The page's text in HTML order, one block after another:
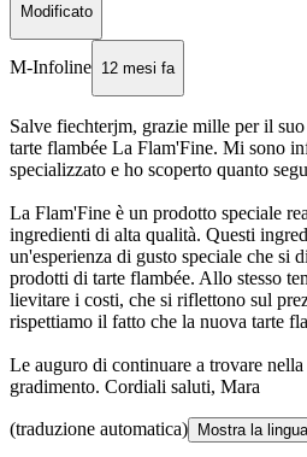
Modificato
M-Infoline 12 mesi fa
Salve fiechterjm, grazie mille per il
tarte flambée La Flam'Fine. Mi sono
specializzato e ho scoperto quanto
La Flam'Fine è un prodotto speciale
ingredienti di alta qualità. Questi
un'esperienza di gusto speciale che si
prodotti di tarte flambée. Allo stesso
lievitare i costi, che si riflettono sul
rispettiamo il fatto che la nuova tarte
Le auguro di continuare a trovare
gradimento. Cordiali saluti, Mara
(traduzione automatica) Mostra la